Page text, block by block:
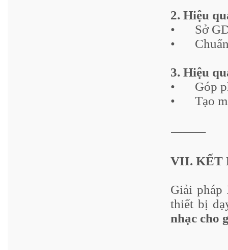
2. Hiệu
•
Sở
•
3. Hiệu
•
Góp
•
Tạo
⸻
VII. KẾT
Giải pháp
thiết bị
nhạc cho